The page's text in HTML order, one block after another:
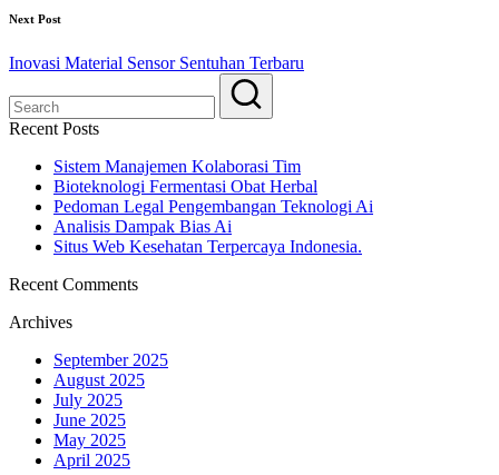
Next Post
Inovasi Material Sensor Sentuhan Terbaru
Recent Posts
Sistem Manajemen Kolaborasi Tim
Bioteknologi Fermentasi Obat Herbal
Pedoman Legal Pengembangan Teknologi Ai
Analisis Dampak Bias Ai
Situs Web Kesehatan Terpercaya Indonesia.
Recent Comments
Archives
September 2025
August 2025
July 2025
June 2025
May 2025
April 2025